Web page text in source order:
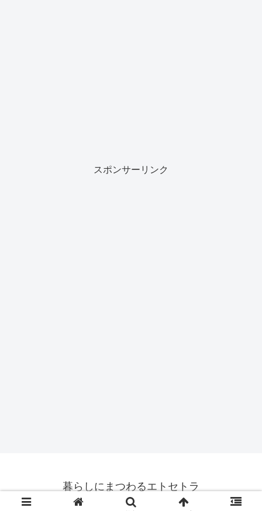
スポンサーリンク
暮らしにまつわるエトセトラ
© 2019 暮らしにまつわるエトセトラ.